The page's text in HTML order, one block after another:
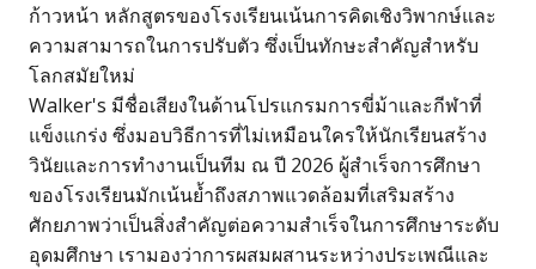
ก้าวหน้า หลักสูตรของโรงเรียนเน้นการคิดเชิงวิพากษ์และ
ความสามารถในการปรับตัว ซึ่งเป็นทักษะสำคัญสำหรับ
โลกสมัยใหม่
Walker's มีชื่อเสียงในด้านโปรแกรมการขี่ม้าและกีฬาที่
แข็งแกร่ง ซึ่งมอบวิธีการที่ไม่เหมือนใครให้นักเรียนสร้าง
วินัยและการทำงานเป็นทีม ณ ปี 2026 ผู้สำเร็จการศึกษา
ของโรงเรียนมักเน้นย้ำถึงสภาพแวดล้อมที่เสริมสร้าง
ศักยภาพว่าเป็นสิ่งสำคัญต่อความสำเร็จในการศึกษาระดับ
อุดมศึกษา เรามองว่าการผสมผสานระหว่างประเพณีและ